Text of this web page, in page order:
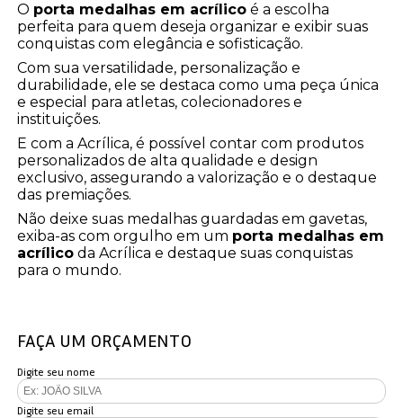
O porta medalhas em acrílico é a escolha
perfeita para quem deseja organizar e exibir suas
conquistas com elegância e sofisticação.
Com sua versatilidade, personalização e
durabilidade, ele se destaca como uma peça única
e especial para atletas, colecionadores e
instituições.
E com a Acrílica, é possível contar com produtos
personalizados de alta qualidade e design
exclusivo, assegurando a valorização e o destaque
das premiações.
Não deixe suas medalhas guardadas em gavetas,
exiba-as com orgulho em um porta medalhas em
acrílico da Acrílica e destaque suas conquistas
para o mundo.
FAÇA UM ORÇAMENTO
Digite seu nome
Digite seu email